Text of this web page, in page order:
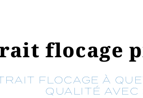
flocage
FLOCAGE À
QUALITÉ